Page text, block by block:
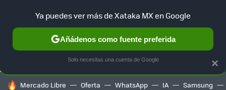
SELECCIÓN GAMING HOME AUTO TERRITORIO
HOY SE HABLA DE
Mercado Libre Oferta WhatsApp IA Samsung
×
Ya puedes ver más de Xataka MX en Google
Añádenos como fuente preferida
Solo necesitas una cuenta de Google